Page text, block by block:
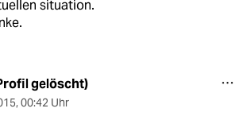
situation.
gelöscht)
, 00:42 Uhr